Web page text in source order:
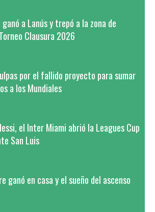
ganó a Lanús y trepó a la zona de
Clausura 2026
por el fallido proyecto para sumar
a los Mundiales
el Inter Miami abrió la Leagues Cup
San Luis
ganó en casa y el sueño del ascenso